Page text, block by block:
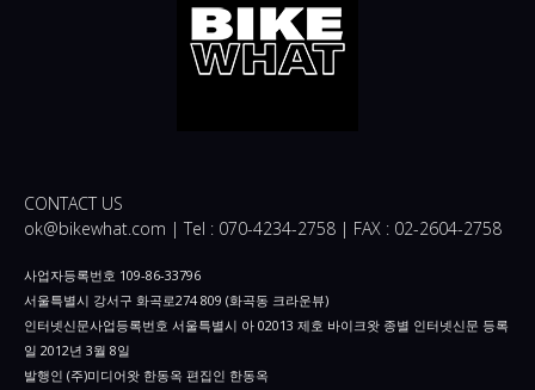
CONTACT US
ok@bikewhat.com | Tel : 070-4234-2758 | FAX : 02-2604-2758
사업자등록번호 109-86-33796
서울특별시 강서구 화곡로274 809 (화곡동 크라운뷰)
인터넷신문사업등록번호 서울특별시 아 02013 제호 바이크왓 종별 인터넷신문 등록
일 2012년 3월 8일
발행인 (주)미디어왓 한동옥 편집인 한동옥